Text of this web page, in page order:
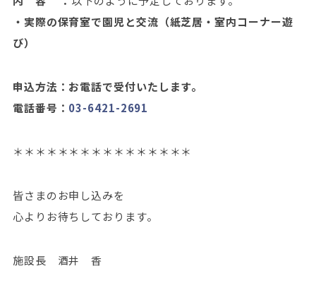
・実際の保育室で園児と交流（紙芝居・室内コーナー遊
び）
申込方法：お電話で受付いたします。
電話番号： 03-6421-2691
＊＊＊＊＊＊＊＊＊＊＊＊＊＊＊＊
皆さまのお申し込みを
心よりお待ちしております。
施設長 酒井 香